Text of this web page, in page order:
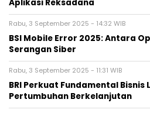
Aplikasi Reksadana
Rabu, 3 September 2025 - 14:32 WIB
BSI Mobile Error 2025: Antara
Serangan Siber
Rabu, 3 September 2025 - 11:31 WIB
BRI Perkuat Fundamental
Pertumbuhan Berkelanjutan